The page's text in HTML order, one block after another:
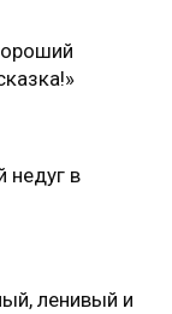
недуг в
ленивый и